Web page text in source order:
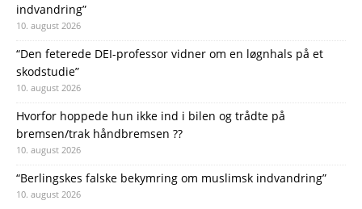
indvandring”
10. august 2026
“Den feterede DEI-professor vidner om en løgnhals på et
skodstudie”
10. august 2026
Hvorfor hoppede hun ikke ind i bilen og trådte på
bremsen/trak håndbremsen ??
10. august 2026
“Berlingskes falske bekymring om muslimsk indvandring”
10. august 2026